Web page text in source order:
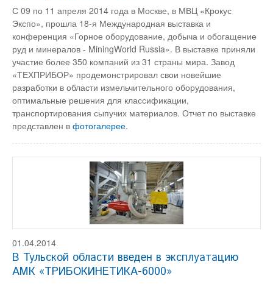
С 09 по 11 апреля 2014 года в Москве, в МВЦ «Крокус
Экспо», прошла 18-я Международная выставка и
конференция «Горное оборудование, добыча и обогащение
руд и минералов - MiningWorld Russia». В выставке приняли
участие более 350 компаний из 31 страны мира. Завод
«ТЕХПРИБОР» продемонстрировал свои новейшие
разработки в области измельчительного оборудования,
оптимальные решения для классификации,
транспортирования сыпучих материалов. Отчет по выставке
представлен в фотогалерее.
01.04.2014
В Тульской области введен в эксплуатацию
АМК «ТРИБОКИНЕТИКА-6000»